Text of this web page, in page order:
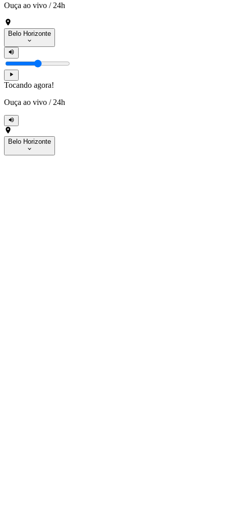
Ouça ao vivo / 24h
Belo Horizonte
Tocando agora!
Ouça ao vivo / 24h
Belo Horizonte